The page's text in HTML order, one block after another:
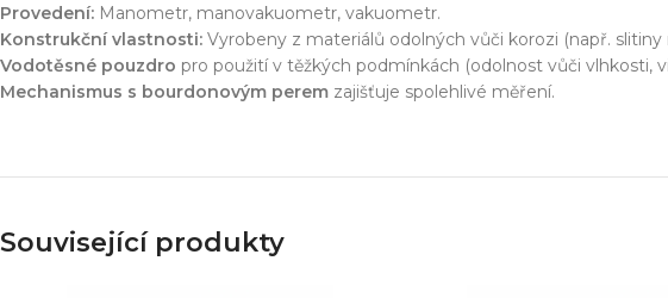
Provedení: Manometr, manovakuometr, vakuometr.
Konstrukční vlastnosti: Vyrobeny z materiálů odolných vůči korozi (např. slitiny
Vodotěsné pouzdro pro použití v těžkých podmínkách (odolnost vůči vlhkosti,
Mechanismus s bourdonovým perem zajišťuje spolehlivé měření.
Související produkty